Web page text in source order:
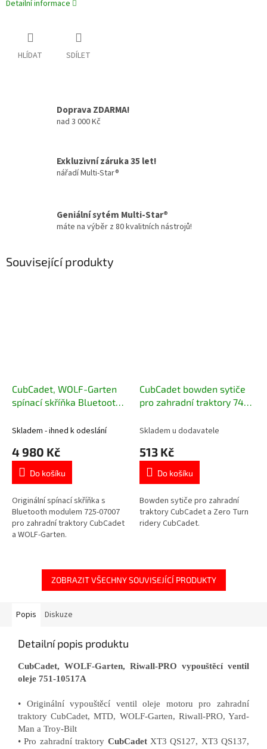
Detailní informace
HLÍDAT SDÍLET
Doprava ZDARMA!
nad 3 000 Kč
Exkluzivní záruka 35 let!
nářadí Multi-Star®
Geniální sytém Multi-Star®
máte na výběr z 80 kvalitních nástrojů!
Související produkty
CubCadet, WOLF-Garten
spínací skříňka Bluetooth
Skladem - ihned k odeslání
4 980 Kč
Do košíku
Originální spínací skříňka s
Bluetooth modulem 725-07007
pro zahradní traktory CubCadet
a WOLF-Garten.
CubCadet bowden sytiče
pro zahradní traktory 746-
Skladem u dodavatele
513 Kč
Do košíku
Bowden sytiče pro zahradní
traktory CubCadet a Zero Turn
ridery CubCadet.
ZOBRAZIT VŠECHNY SOUVISEJÍCÍ PRODUKTY
Popis Diskuze
Detailní popis produktu
CubCadet, WOLF-Garten, Riwall-PRO vypouštěcí ventil
oleje 751-10517A
• Originální vypouštěcí ventil oleje motoru pro zahradní
traktory CubCadet, MTD, WOLF-Garten, Riwall-PRO, Yard-
Man a Troy-Bilt
• Pro zahradní traktory CubCadetXT3 QS127, XT3 QS137,